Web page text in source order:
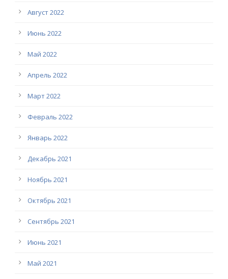
Август 2022
Июнь 2022
Май 2022
Апрель 2022
Март 2022
Февраль 2022
Январь 2022
Декабрь 2021
Ноябрь 2021
Октябрь 2021
Сентябрь 2021
Июнь 2021
Май 2021